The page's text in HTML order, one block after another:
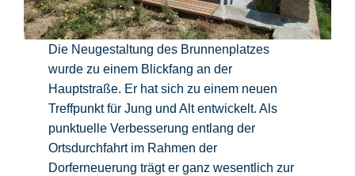
Die Neugestaltung des Brunnenplatzes
wurde zu einem Blickfang an der
Hauptstraße. Er hat sich zu einem neuen
Treffpunkt für Jung und Alt entwickelt. Als
punktuelle Verbesserung entlang der
Ortsdurchfahrt im Rahmen der
Dorferneuerung trägt er ganz wesentlich zur